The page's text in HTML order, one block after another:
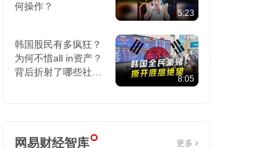
5:23
何操作？
8:05
韩国股民有多疯狂？
为何不惜all in资产？
背后折射了哪些社会
网易财经智库 更多